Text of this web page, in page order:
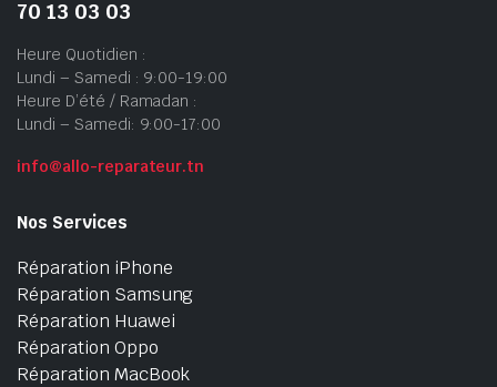
70 13 03 03
Heure Quotidien :
Lundi – Samedi : 9:00-19:00
Heure D’été / Ramadan :
Lundi – Samedi: 9:00-17:00
info@allo-reparateur.tn
Nos Services
Réparation iPhone
Réparation Samsung
Réparation Huawei
Réparation Oppo
Réparation MacBook